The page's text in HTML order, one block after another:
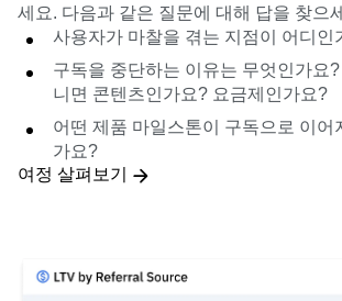
세요. 다음과 같은 질문에 대해 답을 찾으
사용자가 마찰을 겪는 지점이 어디인
구독을 중단하는 이유는 무엇인가요
니면 콘텐츠인가요? 요금제인가요?
어떤 제품 마일스톤이 구독으로 이어
가요?
여정 살펴보기